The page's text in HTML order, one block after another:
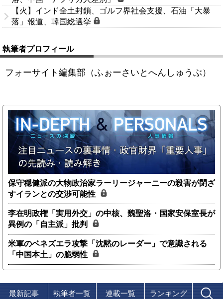
【火】インド全土封鎖、ゴルフ界社会支援、石油「大暴
落」報道、韓国総選挙
執筆者プロフィール
フォーサイト編集部（ふぉーさいとへんしゅうぶ）
保守穏健派の大物政治家ラーリージャーニーの殺害が閉ざ
すイランとの交渉可能性
李在明政権「実用外交」の中核、魏聖洛・国家安保室長が
異例の「自主派」批判
米軍のベネズエラ攻撃「沈黙のレーダー」で意識される
「中国本土」の脆弱性
最新記事 執筆者一覧 連載一覧 ランキング